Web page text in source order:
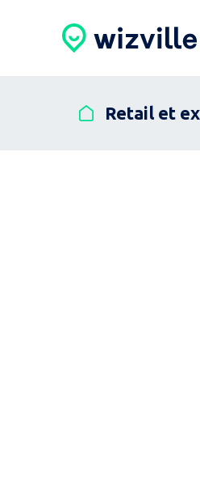
Retail et